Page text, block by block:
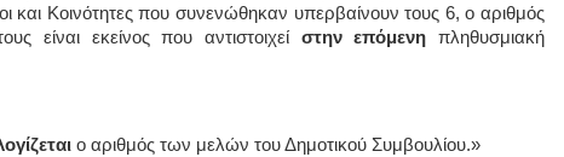
και Κοινότητες που συνενώθηκαν υπερβαίνουν τους 6, ο αριθμός
είναι εκείνος που αντιστοιχεί στην επόμενη πληθυσμιακή
ο αριθμός των μελών του Δημοτικού Συμβουλίου.»